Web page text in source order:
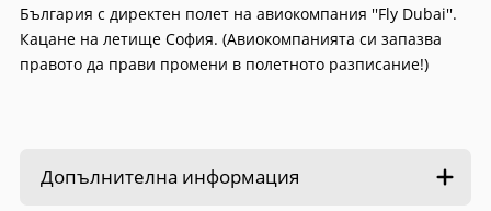
България с директен полет на авиокомпания ''Fly Dubai''.
Кацане на летище София. (Авиокомпанията си запазва
правото да прави промени в полетното разписание!)
Допълнителна информация